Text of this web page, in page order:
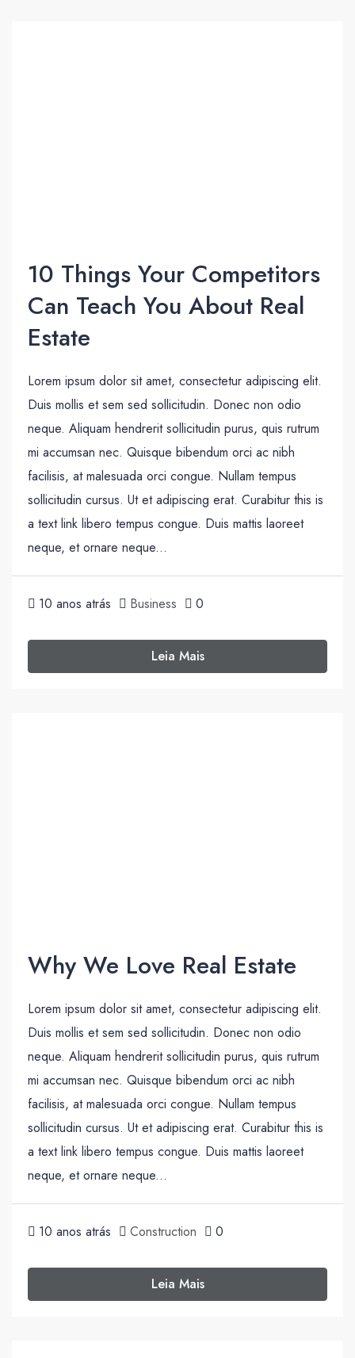
10 Things Your Competitors
Can Teach You About Real
Estate
Lorem ipsum dolor sit amet, consectetur adipiscing elit.
Duis mollis et sem sed sollicitudin. Donec non odio
neque. Aliquam hendrerit sollicitudin purus, quis rutrum
mi accumsan nec. Quisque bibendum orci ac nibh
facilisis, at malesuada orci congue. Nullam tempus
sollicitudin cursus. Ut et adipiscing erat. Curabitur this is
a text link libero tempus congue. Duis mattis laoreet
neque, et ornare neque...
10 anos atrás Business 0
Leia Mais
Why We Love Real Estate
Lorem ipsum dolor sit amet, consectetur adipiscing elit.
Duis mollis et sem sed sollicitudin. Donec non odio
neque. Aliquam hendrerit sollicitudin purus, quis rutrum
mi accumsan nec. Quisque bibendum orci ac nibh
facilisis, at malesuada orci congue. Nullam tempus
sollicitudin cursus. Ut et adipiscing erat. Curabitur this is
a text link libero tempus congue. Duis mattis laoreet
neque, et ornare neque...
10 anos atrás Construction 0
Leia Mais